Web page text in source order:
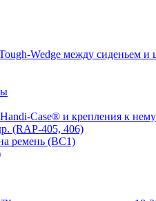
Wedge между сиденьем и
Case® и крепления к
(RAP-405, 406)
ремень (BC1)